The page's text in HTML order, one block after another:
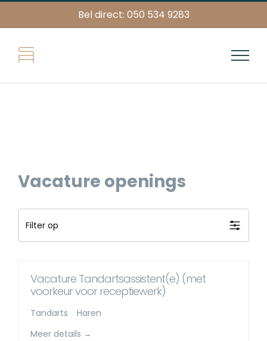
to
content
Bel direct: 050 534 9283
Vacature openings
Filter op
Vacature Tandartsassistent(e) (met
voorkeur voor receptiewerk)
Tandarts
Haren
Meer details